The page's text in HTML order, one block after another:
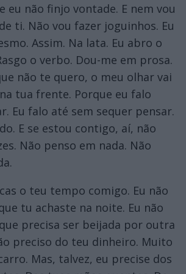
eu não finjo vontade. E nem vou
ti. Não vou fazer joguinhos. Eu
Assim. Na lata. Eu abro o
o verbo. Dou-me em prosa.
não te quero, o meu olhar vai
tua frente. Porque eu falo
Eu falo até sem sequer pensar.
E se estou contigo, aí, não
Não penso em nada. Não
o teu tempo comigo. Eu não
tu achaste na noite. Eu não
precisa ser beijada por outra
preciso do teu dinheiro. Muito
Mas, talvez, eu precise dos